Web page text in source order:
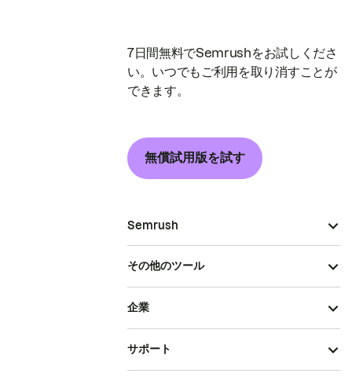
7日間無料でSemrushをお試しくださ
い。いつでもご利用を取り消すことが
できます。
無償試用版を試す
Semrush
その他のツール
企業
サポート